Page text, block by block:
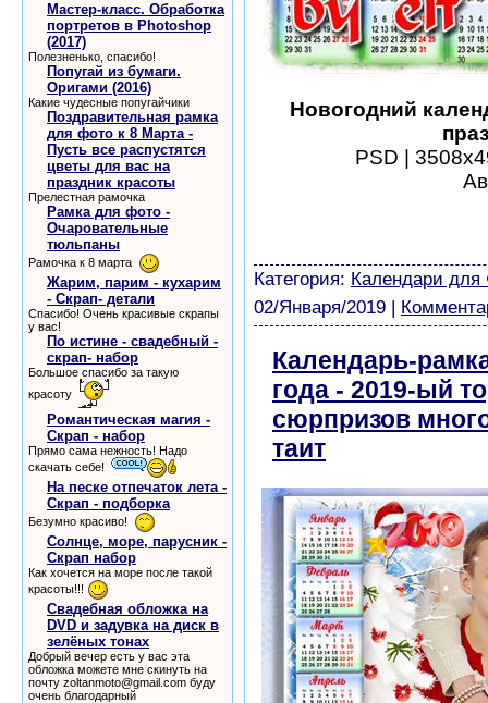
Мастер-класс. Обработка
портретов в Photoshop
(2017)
Полезненько, спасибо!
Попугай из бумаги.
Оригами (2016)
Какие чудесные попугайчики
Поздравительная рамка
для фото к 8 Марта -
Пусть все распустятся
цветы для вас на
праздник красоты
Прелестная рамочка
Рамка для фото -
Очаровательные
тюльпаны
Рамочка к 8 марта
Жарим, парим - кухарим
- Скрап- детали
Спасибо! Очень красивые скрапы
у вас!
По истине - свадебный -
скрап- набор
Большое спасибо за такую
красоту
Романтическая магия -
Скрап - набор
Прямо сама нежность! Надо
скачать себе!
На песке отпечаток лета -
Скрап - подборка
Безумно красиво!
Солнце, море, парусник -
Скрап набор
Как хочется на море после такой
красоты!!!
Свадебная обложка на
DVD и задувка на диск в
зелёных тонах
Добрый вечер есть у вас эта
обложка можете мне скинуть на
почту zoltanmoto@gmail.com буду
очень благодарный
Новогодний
PSD |
Категория: Календари
02/Января/2019
Календарь-
года - 2019-ый
сюрпризов
таит